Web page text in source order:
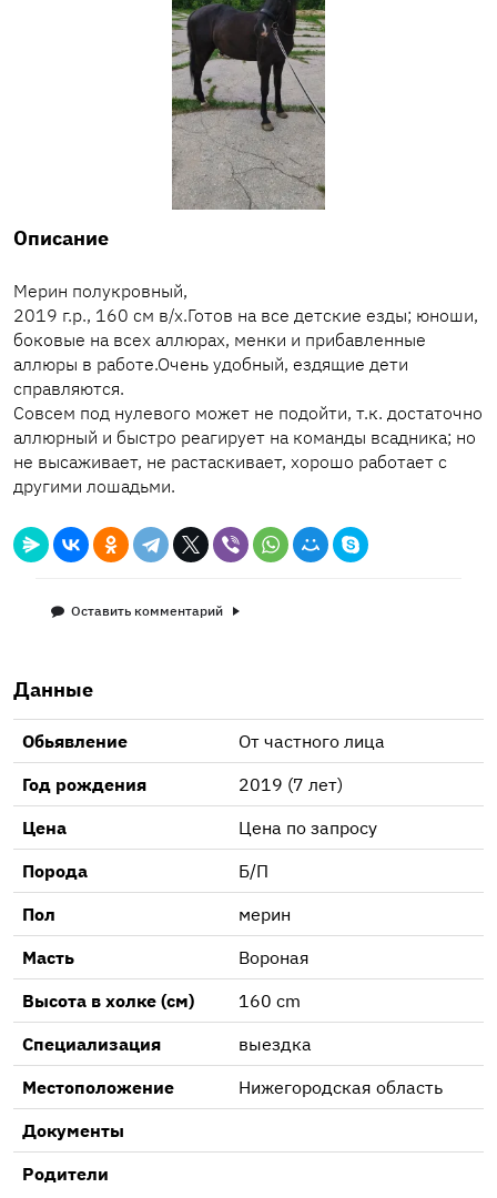
Описание
Мерин полукровный,
2019 г.р., 160 см в/х.Готов на все детские езды; юноши,
боковые на всех аллюрах, менки и прибавленные
аллюры в работе.Очень удобный, ездящие дети
справляются.
Совсем под нулевого может не подойти, т.к. достаточно
аллюрный и быстро реагирует на команды всадника; но
не высаживает, не растаскивает, хорошо работает с
другими лошадьми.
Оставить комментарий
Данные
Обьявление
От частного лица
Год рождения
2019 (7 лет)
Цена
Цена по запросу
Порода
Б/П
Пол
мерин
Масть
Вороная
Высота в холке (см)
160 cm
Специализация
выездка
Местоположение
Нижегородская область
Документы
Родители